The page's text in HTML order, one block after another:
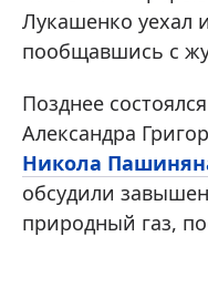
Лукашенко уехал
пообщавшись с
Позднее
Александра
Никола
обсудили
природный газ,